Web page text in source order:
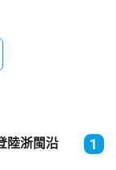
陸浙閩沿
1